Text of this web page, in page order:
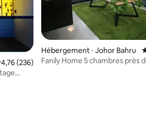
: 4,76 sur 5
moyenne sur la base de 236
4,76 (236)
Hébergement ⋅ Johor Bahru
Fanily Home 5 chambres près